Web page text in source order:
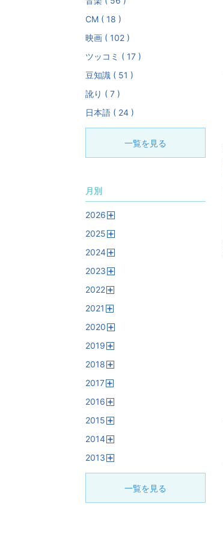
CM ( 18 )
映画 ( 102 )
ツッコミ ( 17 )
豆知識 ( 51 )
訛り ( 7 )
日本語 ( 24 )
一覧を見る
月別
2026
2025
2024
2023
2022
2021
2020
2019
2018
2017
2016
2015
2014
2013
一覧を見る